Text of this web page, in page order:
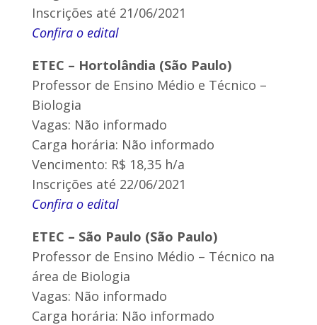
Inscrições até 21/06/2021
Confira o edital
ETEC – Hortolândia (São Paulo)
Professor de Ensino Médio e Técnico –
Biologia
Vagas: Não informado
Carga horária: Não informado
Vencimento: R$ 18,35 h/a
Inscrições até 22/06/2021
Confira o edital
ETEC – São Paulo (São Paulo)
Professor de Ensino Médio – Técnico na
área de Biologia
Vagas: Não informado
Carga horária: Não informado